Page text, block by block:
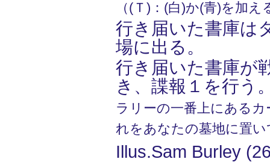
（(Ｔ)：(白)か(青)を加え
行き届いた書庫は
場に出る。
行き届いた書庫が
き、諜報１を行う
ラリーの一番上にある
れをあなたの墓地に置
Illus.Sam Burley